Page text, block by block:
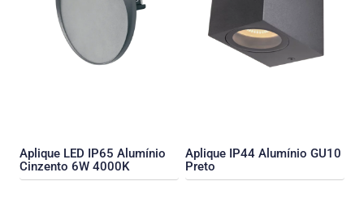
Aplique LED IP65 Alumínio
Cinzento 6W 4000K
Aplique IP44 Alumínio GU10
Preto